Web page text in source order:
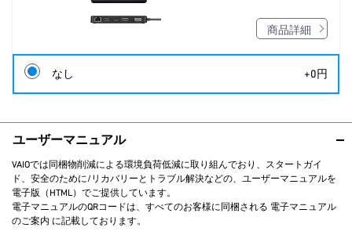
商品詳細
なし +0円
ユーザーマニュアル
VAIOでは同梱物削減による環境負荷低減に取り組んでおり、スタートガイ
ド、安全のために/リカバリーとトラブル解決などの、ユーザーマニュアルを
電子版（HTML）でご提供しています。
電子マニュアルのQRコードは、すべてのお客様に同梱される 電子マニュアル
のご案内 に記載しております。